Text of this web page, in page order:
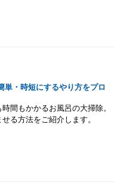
単・時短にするやり方をプロ
間もかかるお風呂の大掃除。
る方法をご紹介します。